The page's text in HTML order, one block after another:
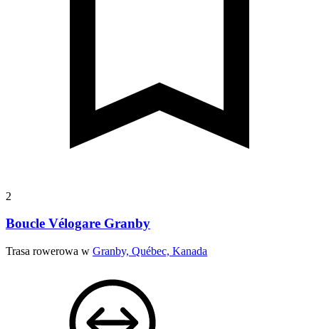
2
Boucle Vélogare Granby
Trasa rowerowa w Granby, Québec, Kanada